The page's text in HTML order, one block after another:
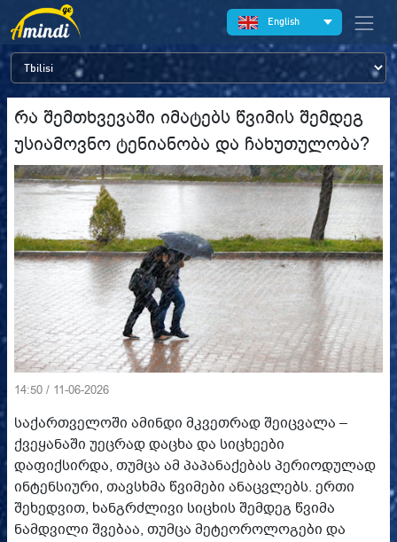
English
რა შემთხვევაში იმატებს წვიმის შემდეგ
უსიამოვნო ტენიანობა და ჩახუთულობა?
14:50 / 11-06-2026
საქართველოში ამინდი მკვეთრად შეიცვალა –
ქვეყანაში უეცრად დაცხა და სიცხეები
დაფიქსირდა, თუმცა ამ პაპანაქებას პერიოდულად
ინტენსიური, თავსხმა წვიმები ანაცვლებს. ერთი
შეხედვით, ხანგრძლივი სიცხის შემდეგ წვიმა
ნამდვილი შვებაა, თუმცა მეტეოროლოგები და